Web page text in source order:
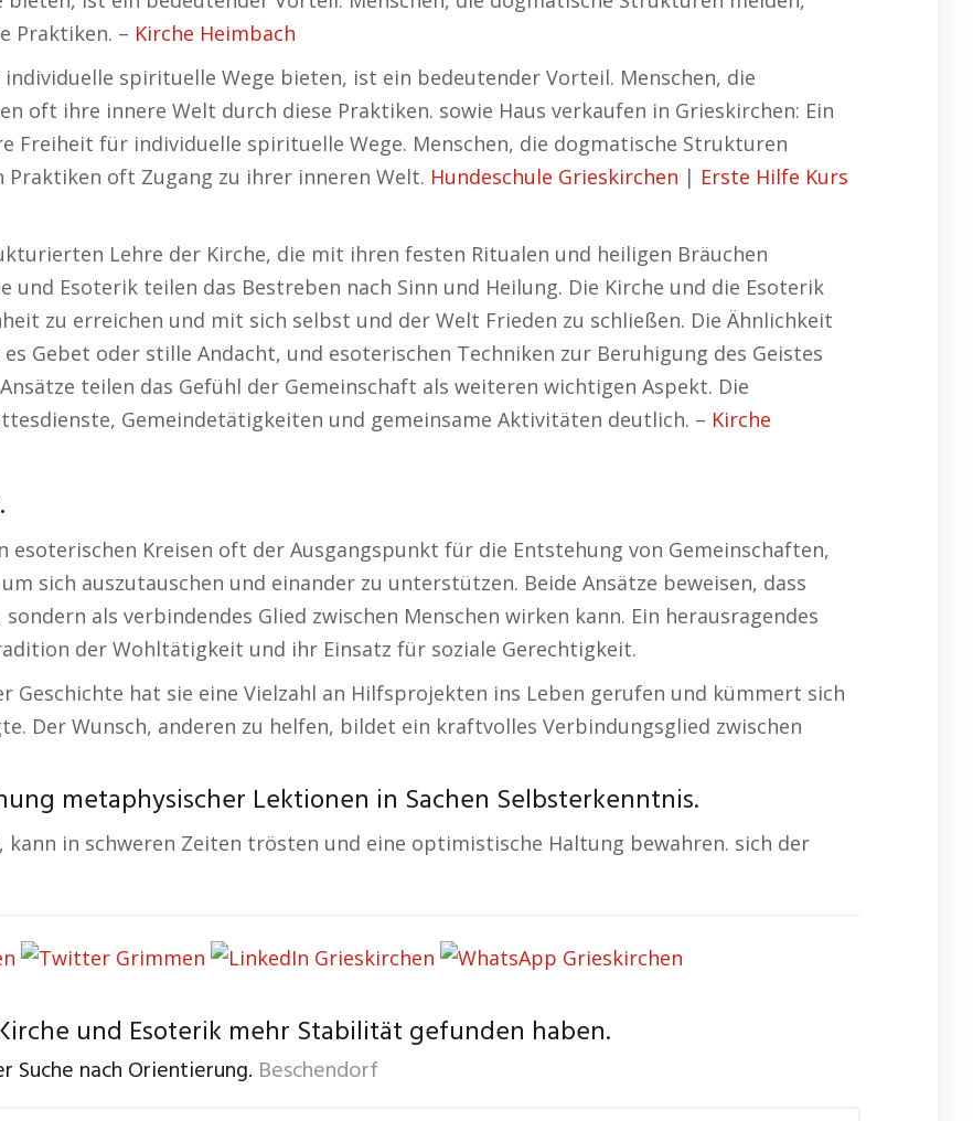
Praktiken. – Kirche Heimbach
spirituelle Wege bieten, ist ein bedeutender Vorteil. Menschen, die
oft ihre innere Welt durch diese Praktiken. sowie Haus verkaufen in Grieskirchen: Ein
Freiheit für individuelle spirituelle Wege. Menschen, die dogmatische Strukturen
oft Zugang zu ihrer inneren Welt. Hundeschule Grieskirchen | Erste Hilfe Kurs
Lehre der Kirche, die mit ihren festen Ritualen und heiligen Bräuchen
Esoterik teilen das Bestreben nach Sinn und Heilung. Die Kirche und die Esoterik
zu erreichen und mit sich selbst und der Welt Frieden zu schließen. Die Ähnlichkeit
Gebet oder stille Andacht, und esoterischen Techniken zur Beruhigung des Geistes
teilen das Gefühl der Gemeinschaft als weiteren wichtigen Aspekt. Die
Gemeindetätigkeiten und gemeinsame Aktivitäten deutlich. – Kirche
esoterischen Kreisen oft der Ausgangspunkt für die Entstehung von Gemeinschaften,
sich auszutauschen und einander zu unterstützen. Beide Ansätze beweisen, dass
als verbindendes Glied zwischen Menschen wirken kann. Ein herausragendes
der Wohltätigkeit und ihr Einsatz für soziale Gerechtigkeit.
Geschichte hat sie eine Vielzahl an Hilfsprojekten ins Leben gerufen und kümmert sich
Der Wunsch, anderen zu helfen, bildet ein kraftvolles Verbindungsglied zwischen
metaphysischer Lektionen in Sachen Selbsterkenntnis.
in schweren Zeiten trösten und eine optimistische Haltung bewahren. sich der
und Esoterik mehr Stabilität gefunden haben.
Suche nach Orientierung. Beschendorf